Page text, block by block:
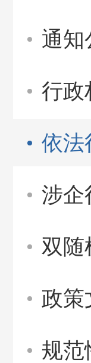
通知
行政
依法
涉企
双随
政策
规范